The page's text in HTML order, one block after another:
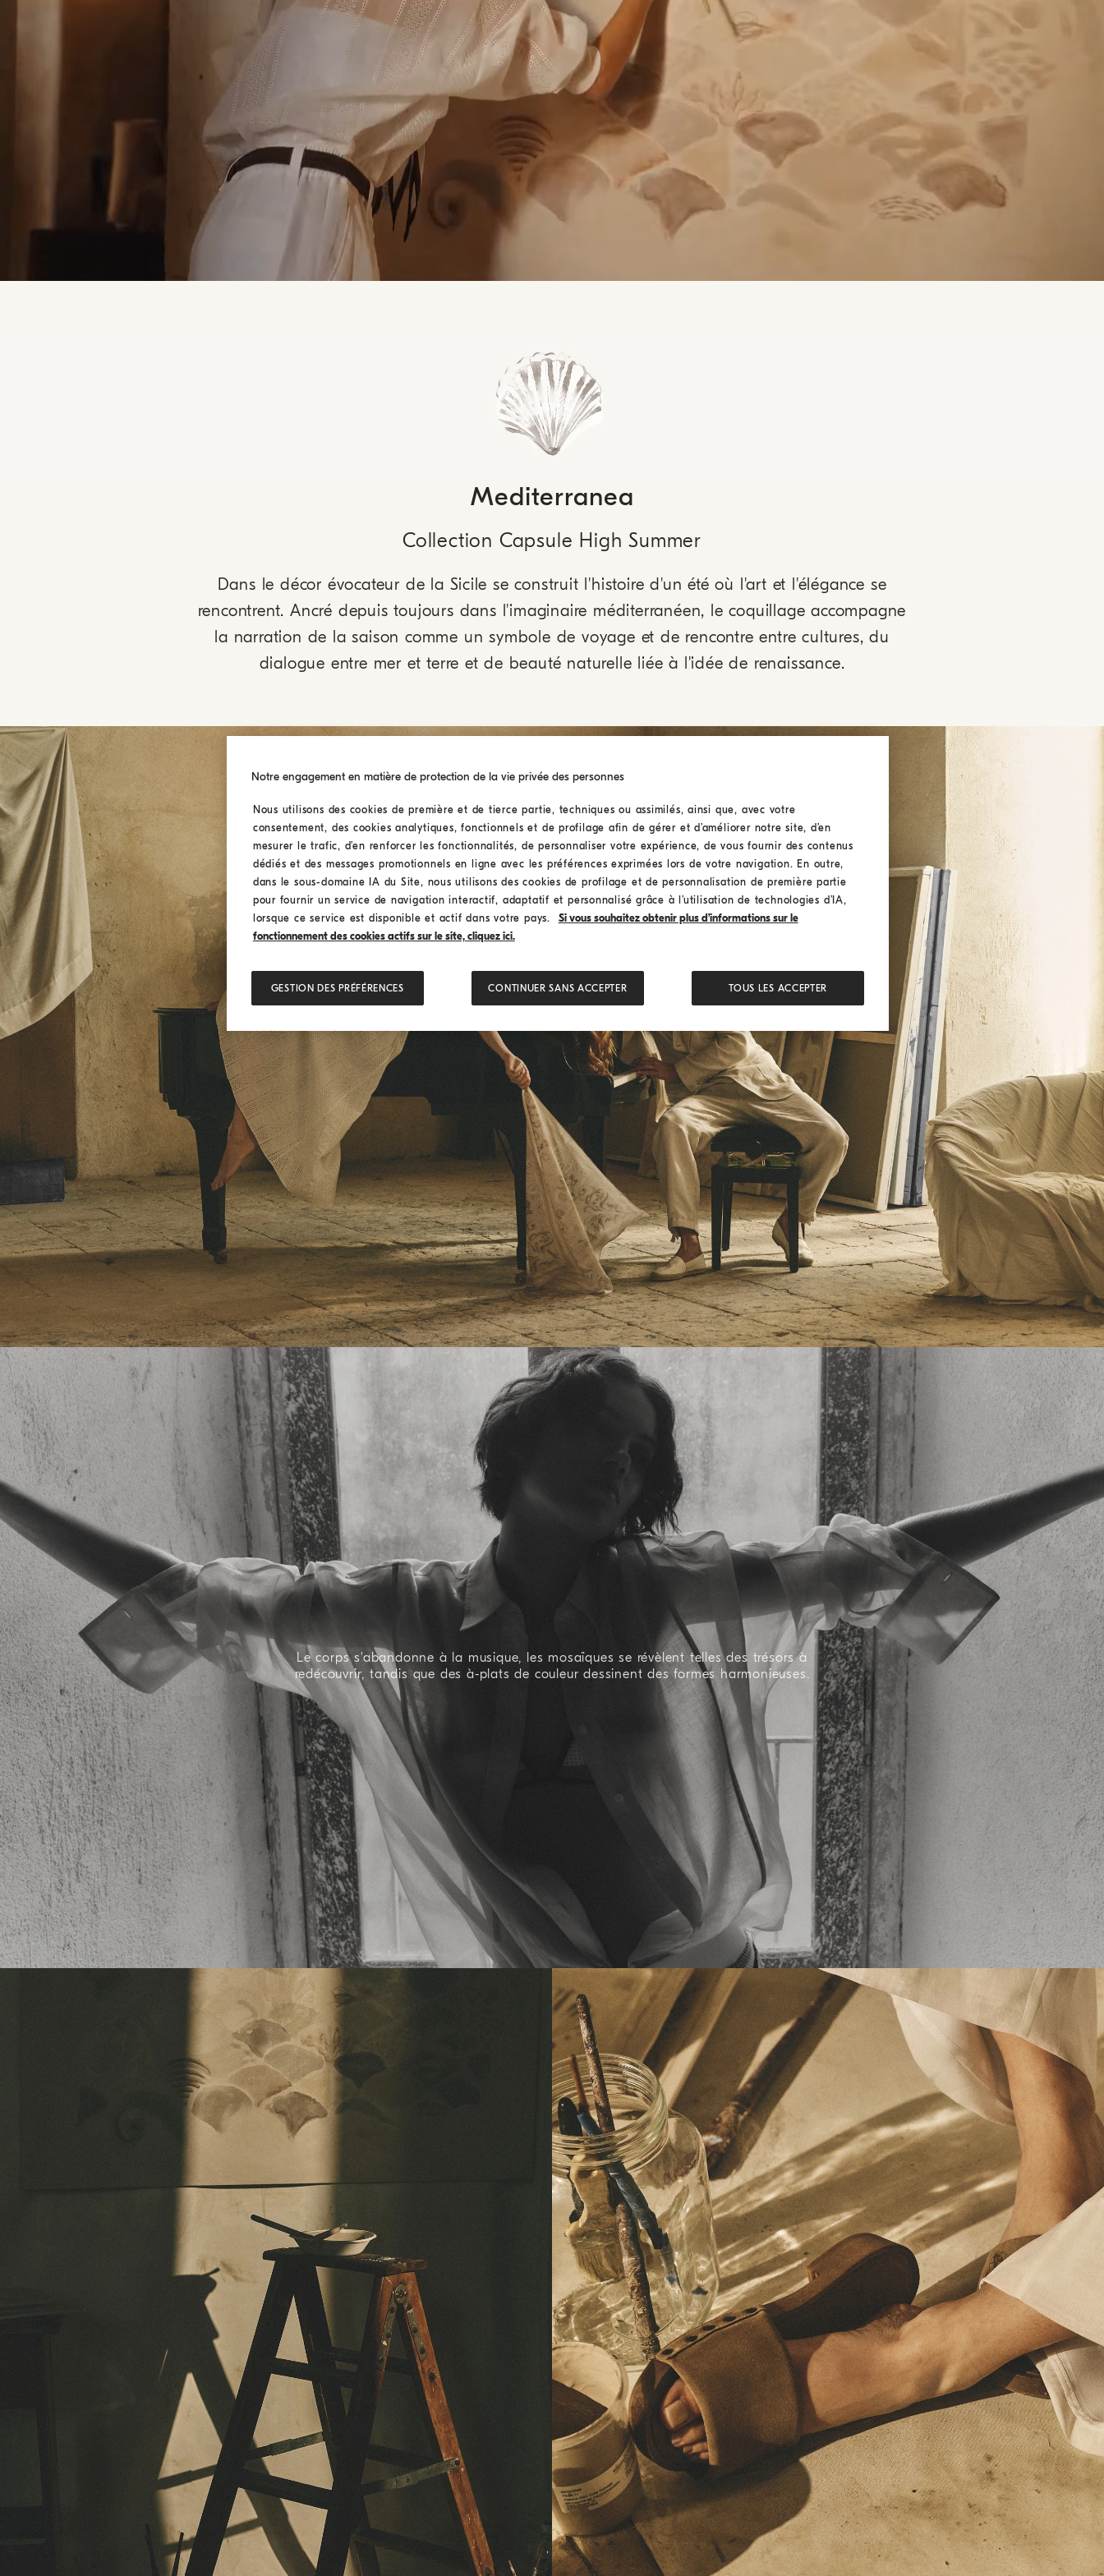
Mediterranea
Collection Capsule High Summer
Dans le décor évocateur de la Sicile se construit l'histoire d'un été où l'art et l'élégance se
rencontrent. Ancré depuis toujours dans l'imaginaire méditerranéen, le coquillage accompagne
la narration de la saison comme un symbole de voyage et de rencontre entre cultures, du
dialogue entre mer et terre et de beauté naturelle liée à l'idée de renaissance.
Le corps s'abandonne à la musique, les mosaïques se révèlent telles des trésors à
redécouvrir, tandis que des à-plats de couleur dessinent des formes harmonieuses.
Notre engagement en matière de protection de la vie privée des personnes
Nous utilisons des cookies de première et de tierce partie, techniques ou assimilés, ainsi que, avec votre
consentement, des cookies analytiques, fonctionnels et de profilage afin de gérer et d’améliorer notre site, d’en
mesurer le trafic, d’en renforcer les fonctionnalités, de personnaliser votre expérience, de vous fournir des contenus
dédiés et des messages promotionnels en ligne avec les préférences exprimées lors de votre navigation. En outre,
dans le sous-domaine IA du Site, nous utilisons des cookies de profilage et de personnalisation de première partie
pour fournir un service de navigation interactif, adaptatif et personnalisé grâce à l’utilisation de technologies d’IA,
lorsque ce service est disponible et actif dans votre pays.
Si vous souhaitez obtenir plus d’informations sur le
fonctionnement des cookies actifs sur le site, cliquez ici.
GESTION DES PRÉFÉRENCES CONTINUER SANS ACCEPTER TOUS LES ACCEPTER